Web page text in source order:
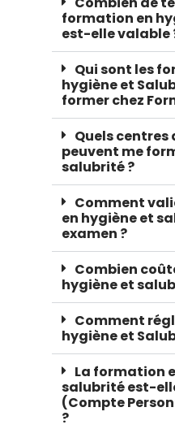
formation en
est-elle valable
Qui sont les
hygiène et
former chez
Quels
peuvent me
salubrité ?
Comment
en hygiène et
examen ?
Combien
hygiène et
Comment
hygiène et
La formation
salubrité est-
(Compte
?